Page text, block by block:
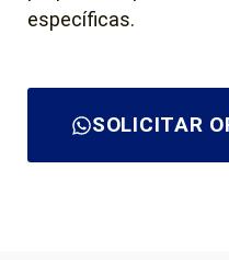
específicas.
SOLICITAR